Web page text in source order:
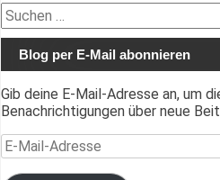
Suchen
nach:
Blog per E-Mail abonnieren
Gib deine E-Mail-Adresse an, um
Benachrichtigungen über neue
E-Mail-Adresse